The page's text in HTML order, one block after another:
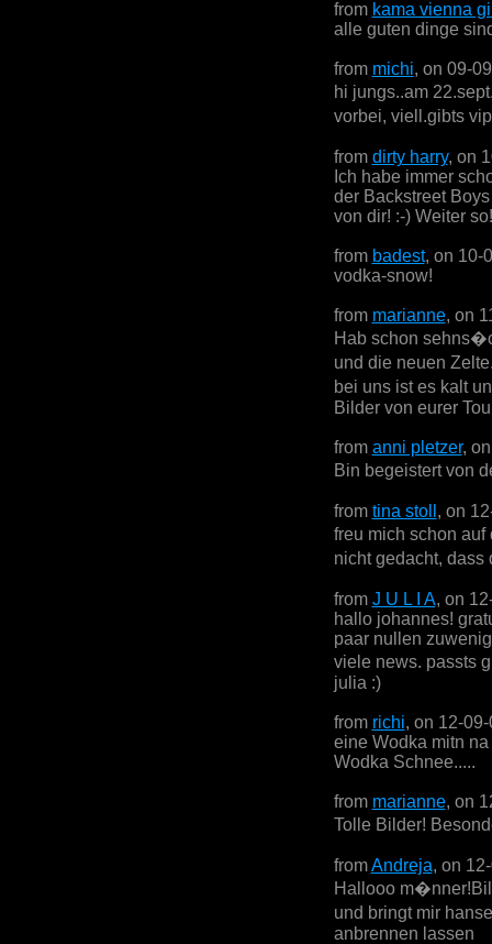
from kama vienna
alle guten dinge
from michi, on 09-
hi jungs..am
vorbei, viell.gibts
from dirty harry, on
Ich habe immer
der Backstreet
von dir! :-) Weiter
from badest, on 10-
vodka-snow!
from marianne, on
Hab schon
und die neuen
bei uns ist es kalt
Bilder von eurer
from anni pletzer,
Bin begeistert von
from tina stoll , on
freu mich schon
nicht gedacht,
from J U L I A, on
hallo johannes!
paar nullen
viele news. passts
julia :)
from richi, on 12-
eine Wodka mitn
Wodka Schnee.....
from marianne, on
Tolle Bilder!
fromAndreja, on
Hallooo
und bringt mir
anbrennen lassen